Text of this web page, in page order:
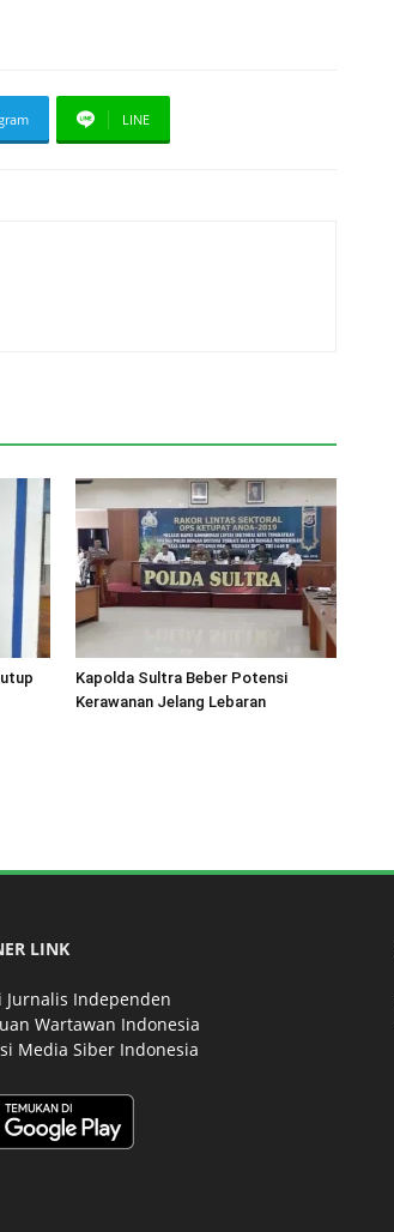
LINE
Kapolda Sultra Beber Potensi
Kerawanan Jelang Lebaran
LINK
Jurnalis Independen
Wartawan Indonesia
Media Siber Indonesia